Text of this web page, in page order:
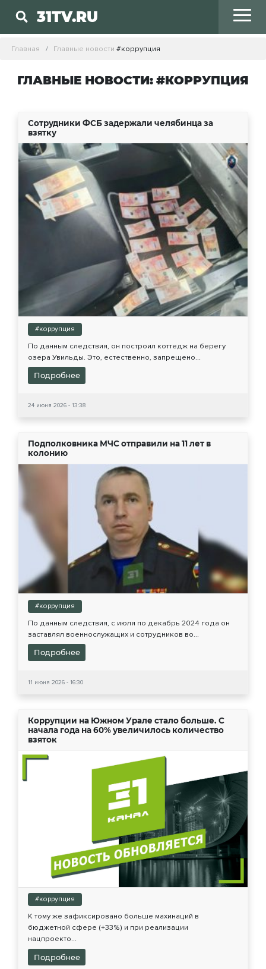
31TV.RU
Главная Главные новости #коррупция
ГЛАВНЫЕ НОВОСТИ: #КОРРУПЦИЯ
Сотрудники ФСБ задержали челябинца за
взятку
#коррупция
По данным следствия, он построил коттедж на берегу
озера Увильды. Это, естественно, запрещено...
Подробнее
24 июня 2026 - 13:38
Подполковника МЧС отправили на 11 лет в
колонию
#коррупция
По данным следствия, с июля по декабрь 2024 года он
заставлял военнослужащих и сотрудников во...
Подробнее
11 июня 2026 - 16:30
Коррупции на Южном Урале стало больше. С
начала года на 60% увеличилось количество
взяток
#коррупция
К тому же зафиксировано больше махинаций в
бюджетной сфере (+33%) и при реализации
нацпроекто...
Подробнее